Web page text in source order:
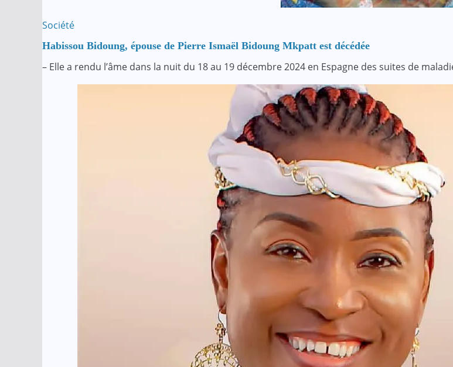
Société
Habissou Bidoung, épouse de Pierre Ismaël Bidoung Mkpatt est décédée
– Elle a rendu l’âme dans la nuit du 18 au 19 décembre 2024 en Espagne des suites de